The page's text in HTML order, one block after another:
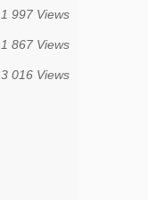
1 997 Views
1 867 Views
3 016 Views